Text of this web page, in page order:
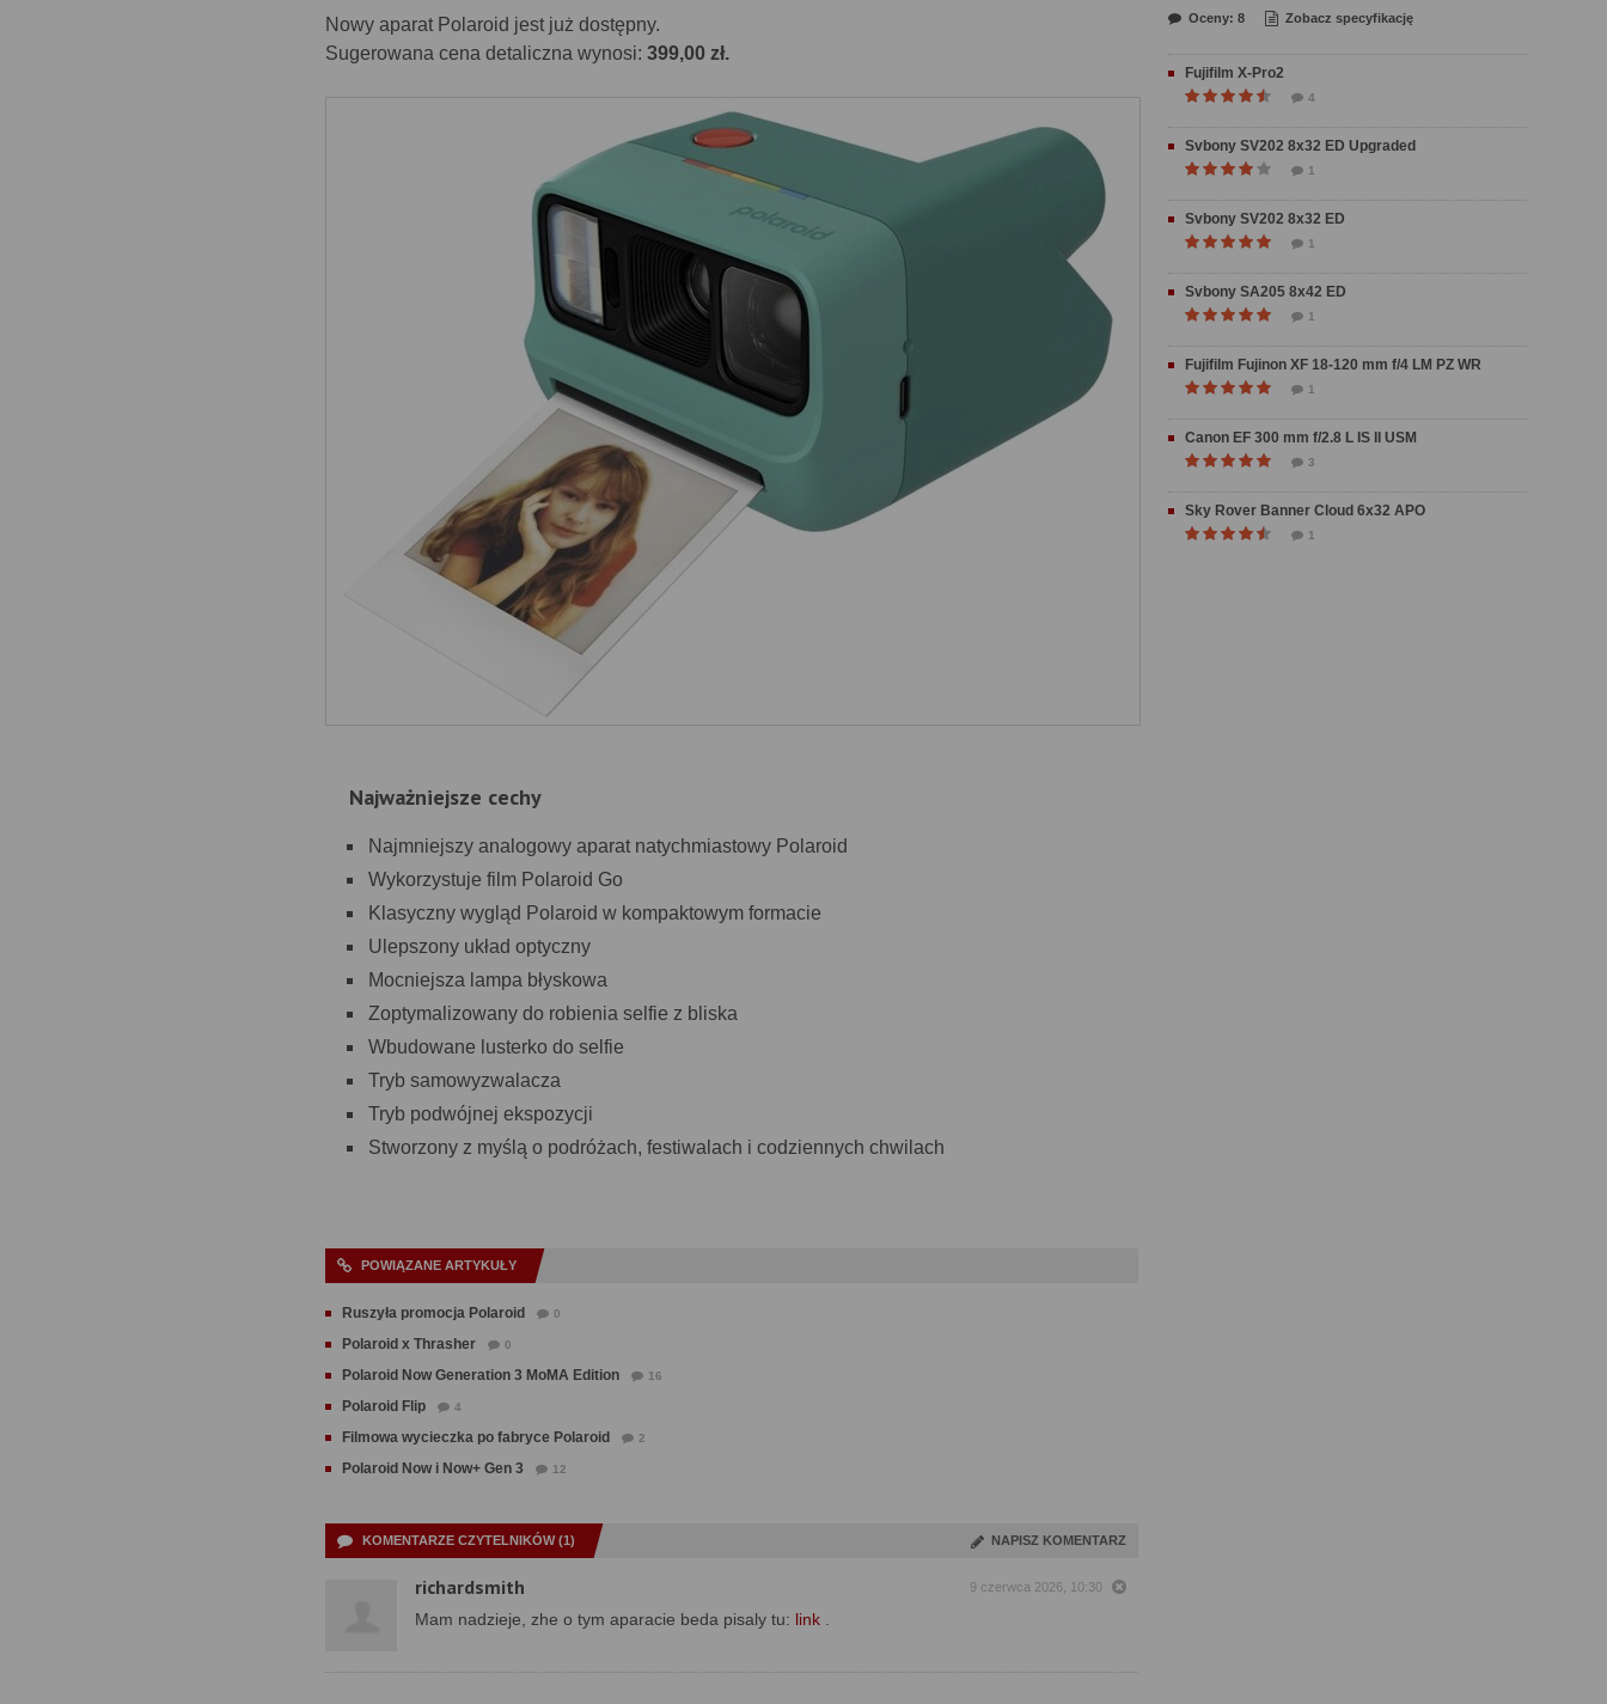
Nowy aparat Polaroid jest już dostępny.
Sugerowana cena detaliczna wynosi: 399,00 zł.
Najważniejsze cechy
Najmniejszy analogowy aparat natychmiastowy Polaroid
Wykorzystuje film Polaroid Go
Klasyczny wygląd Polaroid w kompaktowym formacie
Ulepszony układ optyczny
Mocniejsza lampa błyskowa
Zoptymalizowany do robienia selfie z bliska
Wbudowane lusterko do selfie
Tryb samowyzwalacza
Tryb podwójnej ekspozycji
Stworzony z myślą o podróżach, festiwalach i codziennych chwilach
POWIĄZANE ARTYKUŁY
Ruszyła promocja Polaroid 0
Polaroid x Thrasher 0
Polaroid Now Generation 3 MoMA Edition 16
Polaroid Flip 4
Filmowa wycieczka po fabryce Polaroid 2
Polaroid Now i Now+ Gen 3 12
KOMENTARZE CZYTELNIKÓW (1) NAPISZ KOMENTARZ
richardsmith 9 czerwca 2026, 10:30
Mam nadzieje, zhe o tym aparacie beda pisaly tu: link
Oceny: 8 Zobacz specyfikację
Fujifilm X-Pro2
4
Svbony SV202 8x32 ED Upgraded
1
Svbony SV202 8x32 ED
1
Svbony SA205 8x42 ED
1
Fujifilm Fujinon XF 18-120 mm f/4 LM PZ WR
1
Canon EF 300 mm f/2.8 L IS II USM
3
Sky Rover Banner Cloud 6x32 APO
1